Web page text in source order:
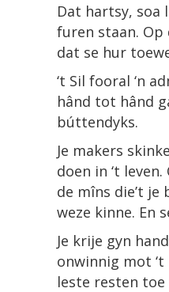
Dat hartsy, soa
furen staan. Op
dat se hur
‘t Sil fooral ‘n
hând tot hând
búttendyks.
Je makers
doen in ‘t
de mîns die’t je
weze kinne. En
Je krije gyn
onwinnig mot
leste resten toe